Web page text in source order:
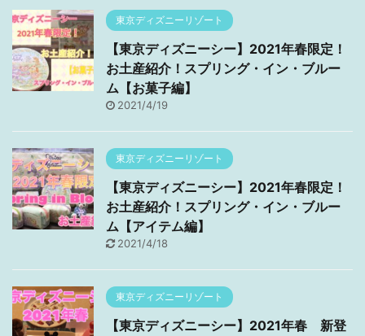
東京ディズニーリゾート
【東京ディズニーシー】2021年春限定！
お土産紹介！スプリング・イン・ブルー
ム【お菓子編】
2021/4/19
東京ディズニーリゾート
【東京ディズニーシー】2021年春限定！
お土産紹介！スプリング・イン・ブルー
ム【アイテム編】
2021/4/18
東京ディズニーリゾート
【東京ディズニーシー】2021年春 新登